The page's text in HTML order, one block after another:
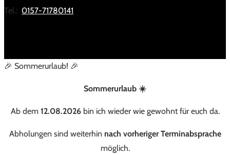
Tel.: 0157-71780141
🎉 Sommerurlaub! 🎉
Sommerurlaub ☀️
Ab dem 12.08.2026bin ich wieder wie gewohnt für euch da.
Abholungen sind weiterhin nach vorheriger Terminabsprache
möglich.